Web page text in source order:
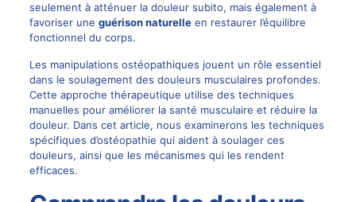
seulement à atténuer la douleur subito, mais également à
favoriser une guérison naturelleen restaurer l’équilibre
fonctionnel du corps.
Les manipulations ostéopathiques jouent un rôle essentiel
dans le soulagement des douleurs musculaires profondes.
Cette approche thérapeutique utilise des techniques
manuelles pour améliorer la santé musculaire et réduire la
douleur. Dans cet article, nous examinerons les techniques
spécifiques d’ostéopathie qui aident à soulager ces
douleurs, ainsi que les mécanismes qui les rendent
efficaces.